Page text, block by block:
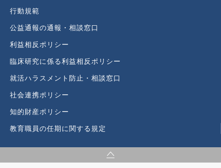
行動規範
公益通報の通報・相談窓口
利益相反ポリシー
臨床研究に係る利益相反ポリシー
就活ハラスメント防止・相談窓口
社会連携ポリシー
知的財産ポリシー
教育職員の任期に関する規定